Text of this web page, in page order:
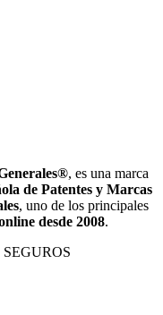
, es una marca
de Patentes y Marcas
, uno de los principales
desde 2008.